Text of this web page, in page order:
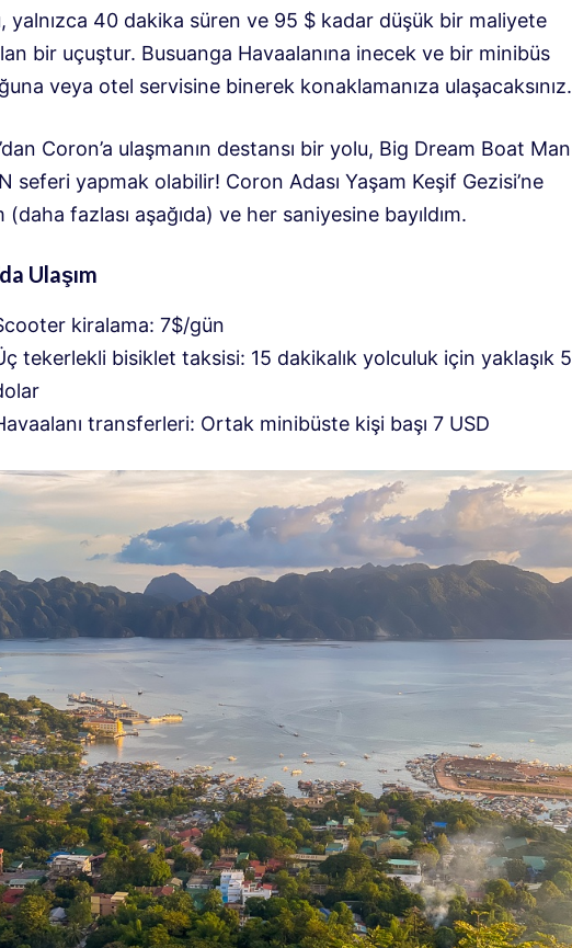
yalnızca 40 dakika süren ve 95 $ kadar düşük bir maliyete
bir uçuştur. Busuanga Havaalanına inecek ve bir minibüs
veya otel servisine binerek konaklamanıza ulaşacaksınız.
Coron’a ulaşmanın destansı bir yolu, Big Dream Boat Man
seferi yapmak olabilir! Coron Adası Yaşam Keşif Gezisi’ne
(daha fazlası aşağıda) ve her saniyesine bayıldım.
Ulaşım
kiralama: 7$/gün
tekerlekli bisiklet taksisi: 15 dakikalık yolculuk için yaklaşık 5
transferleri: Ortak minibüste kişi başı 7 USD